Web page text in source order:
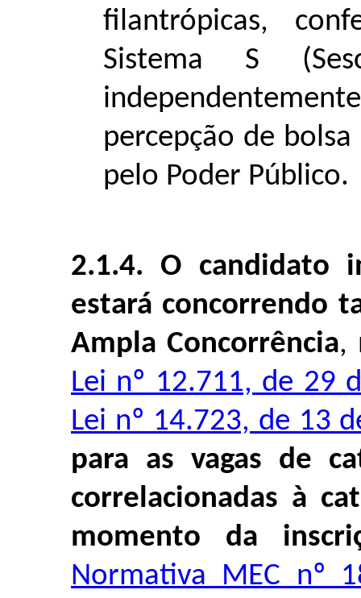
filantrópicas,
Sistema S
percepção de
pelo Poder Público.
2.1.4.
O candidato
estará concorrendo
Ampla Concorrência,
Lei nº 12.711, de 29
Lei nº 14.723, de 13
para as vagas de
correlacionadas à
momento da
Normativa MEC nº